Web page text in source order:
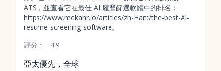
ATS，並查看它在最佳 AI 履歷篩選軟體中的排名：
https://www.mokahr.io/articles/zh-Hant/the-best-AI-
resume-screening-software。
評分：
4.9
亞太優先，全球